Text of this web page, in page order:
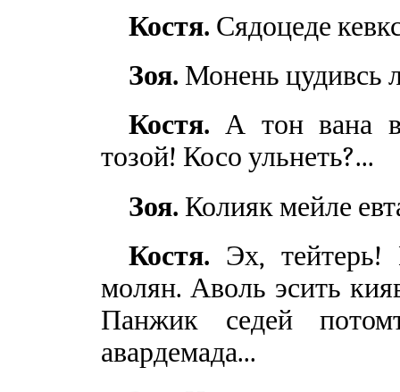
Костя. Сядоцеде
Зоя. Монень цудивсь
Костя. А тон вана
тозой! Косо ульнеть?...
Зоя. Колияк мейле
Костя. Эх,
молян. Аволь эсить
Панжик седей
авардемада...